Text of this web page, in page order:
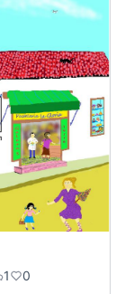
1 0